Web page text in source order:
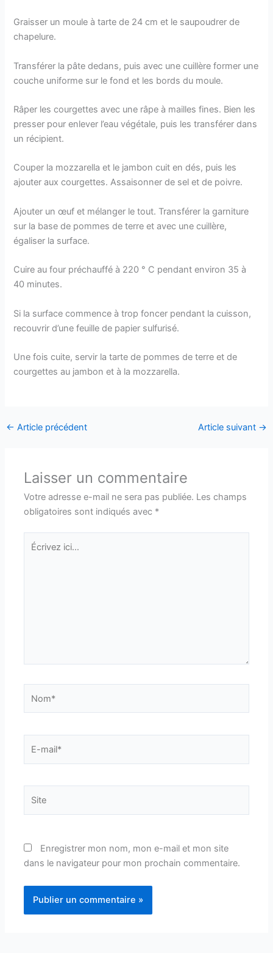
Graisser un moule à tarte de 24 cm et le saupoudrer de
chapelure.
Transférer la pâte dedans, puis avec une cuillère former une
couche uniforme sur le fond et les bords du moule.
Râper les courgettes avec une râpe à mailles fines. Bien les
presser pour enlever l’eau végétale, puis les transférer dans
un récipient.
Couper la mozzarella et le jambon cuit en dés, puis les
ajouter aux courgettes. Assaisonner de sel et de poivre.
Ajouter un œuf et mélanger le tout. Transférer la garniture
sur la base de pommes de terre et avec une cuillère,
égaliser la surface.
Cuire au four préchauffé à 220 ° C pendant environ 35 à
40 minutes.
Si la surface commence à trop foncer pendant la cuisson,
recouvrir d’une feuille de papier sulfurisé.
Une fois cuite, servir la tarte de pommes de terre et de
courgettes au jambon et à la mozzarella.
← Article précédent Article suivant →
Laisser un commentaire
Votre adresse e-mail ne sera pas publiée. Les champs
obligatoires sont indiqués avec *
Écrivez
ici…
mail*
Enregistrer mon nom, mon e-mail et mon site
dans le navigateur pour mon prochain commentaire.